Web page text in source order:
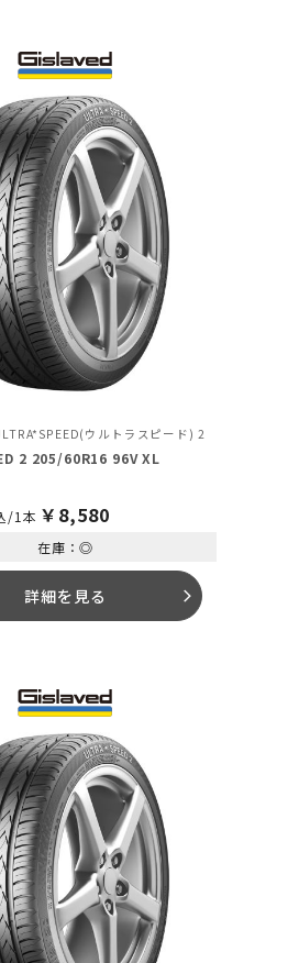
ウルトラスピード) 2
2 205/60R16 96V XL
/1本 ￥ 8,580
在庫：◎
詳細を見る arrow_forward_ios